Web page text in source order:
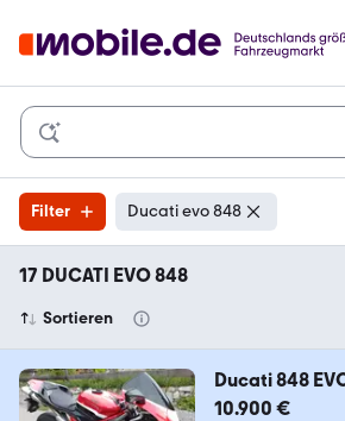
Filter Ducati evo 848
17 DUCATI EVO 848
Sortieren
Ducati 848
10.900 €